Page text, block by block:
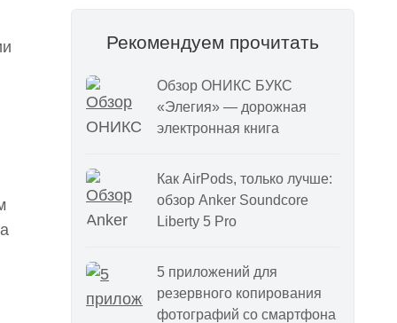
Рекомендуем прочитать
Обзор ОНИКС БУКС
«Элегия» — дорожная
электронная книга
Как AirPods, только лучше:
обзор Anker Soundcore
Liberty 5 Pro
5 приложений для
резервного копирования
фотографий со смартфона